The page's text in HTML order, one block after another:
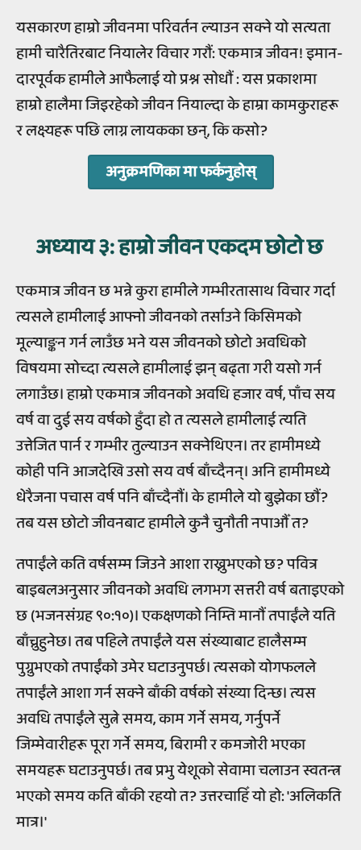
यसकारण हाम्रो जीवनमा परिवर्तन ल्याउन सक्ने यो सत्यता
हामी चारैतिरबाट नियालेर विचार गरौं: एकमात्र जीवन! इमान-
दारपूर्वक हामीले आफैलाई यो प्रश्न सोधौं : यस प्रकाशमा
हाम्रो हालैमा जिइरहेको जीवन नियाल्दा के हाम्रा कामकुराहरू
र लक्ष्यहरू पछि लाग्न लायकका छन्, कि कसो?
अनुक्रमणिका मा फर्कनुहोस्
अध्‍याय ३: हाम्रो जीवन एकदम छोटो छ
एकमात्र जीवन छ भन्ने कुरा हामीले गम्भीरतासाथ विचार गर्दा
त्यसले हामीलाई आफ्नो जीवनको तर्साउने किसिमको
मूल्याङ्कन गर्न लाउँछ भने यस जीवनको छोटो अवधिको
विषयमा सोच्दा त्यसले हामीलाई झन् बढ्ता गरी यसो गर्न
लगाउँछ। हाम्रो एकमात्र जीवनको अवधि हजार वर्ष, पाँच सय
वर्ष वा दुई सय वर्षको हुँदा हो त त्यसले हामीलाई त्यति
उत्तेजित पार्न र गम्भीर तुल्याउन सक्नेथिएन। तर हामीमध्ये
कोही पनि आजदेखि उसो सय वर्ष बाँच्दैनन्। अनि हामीमध्ये
धेरैजना पचास वर्ष पनि बाँच्दैनौं। के हामीले यो बुझेका छौं?
तब यस छोटो जीवनबाट हामीले कुनै चुनौती नपाऔँ त?
तपाईंले कति वर्षसम्म जिउने आशा राख्नुभएको छ? पवित्र
बाइबलअनुसार जीवनको अवधि लगभग सत्तरी वर्ष बताइएको
छ (भजनसंग्रह ९०:१०)। एकक्षणको निम्ति मानौं तपाईंले यति
बाँच्नुहुनेछ। तब पहिले तपाईंले यस संख्याबाट हालैसम्म
पुग्नुभएको तपाईंको उमेर घटाउनुपर्छ। त्यसको योगफलले
तपाईंले आशा गर्न सक्ने बाँकी वर्षको संख्या दिन्छ। त्यस
अवधि तपाईंले सुत्ने समय, काम गर्ने समय, गर्नुपर्ने
जिम्मेवारीहरू पूरा गर्ने समय, बिरामी र कमजोरी भएका
समयहरू घटाउनुपर्छ। तब प्रभु येशूको सेवामा चलाउन स्वतन्त्र
भएको समय कति बाँकी रहयो त? उत्तरचाहिँ यो हो: 'अलिकति
मात्र।'